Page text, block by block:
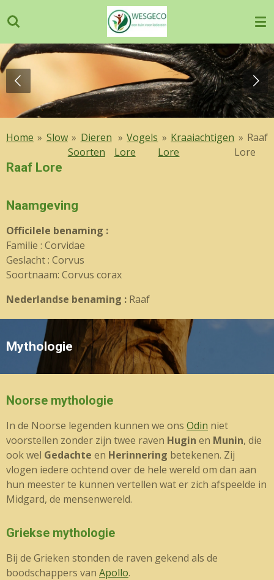
direct
naar
de
hoofdinhoud
Home » Slow » Dieren
Soorten
» Vogels
Lore
» Kraaiachtigen
Lore
» Raaf
Lore
Raaf Lore
Naamgeving
OfficiIele benaming :
Familie : Corvidae
Geslacht : Corvus
Soortnaam: Corvus corax
Nederlandse benaming : Raaf
Mythologie
Noorse mythologie
In de Noorse legenden kunnen we ons Odin niet
voorstellen zonder zijn twee raven Hugin en Munin, die
ook wel Gedachte en Herinnering betekenen. Zij
vlogen iedere ochtend over de hele wereld om dan aan
hun meester te kunnen vertellen wat er zich afspeelde in
Midgard, de mensenwereld.
Griekse mythologie
Bij de Grieken stonden de raven gekend als de
boodschappers van Apollo.